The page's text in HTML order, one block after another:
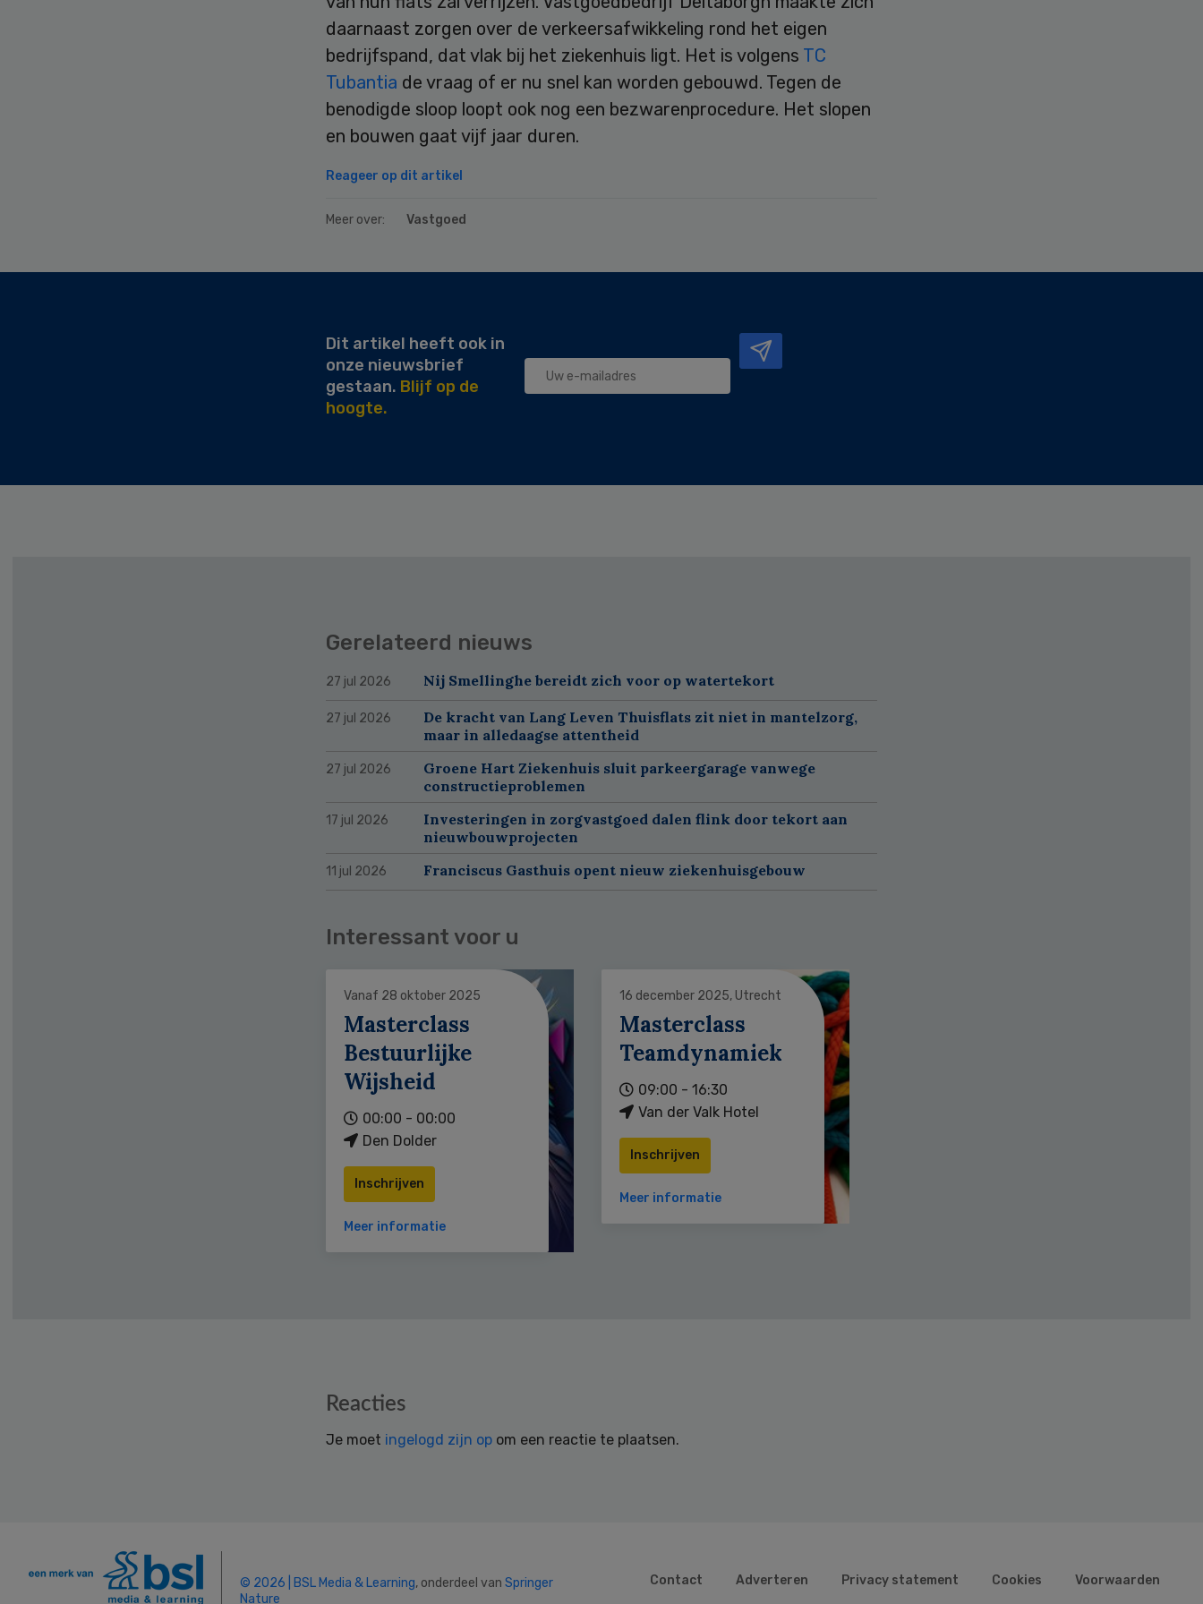
daarnaast zorgen over de verkeersafwikkeling rond het eigen
bedrijfspand, dat vlak bij het ziekenhuis ligt. Het is volgens TC
Tubantia de vraag of er nu snel kan worden gebouwd. Tegen de
benodigde sloop loopt ook nog een bezwarenprocedure. Het slopen
en bouwen gaat vijf jaar duren.
Reageer op dit artikel
Meer over: Vastgoed
Dit artikel heeft ook in
onze nieuwsbrief
gestaan. Blijf op de
hoogte.
Gerelateerd nieuws
27 jul 2026 Nij Smellinghe bereidt zich voor op watertekort
27 jul 2026
De kracht van Lang Leven Thuisflats zit niet in mantelzorg,
maar in alledaagse attentheid
27 jul 2026
Groene Hart Ziekenhuis sluit parkeergarage vanwege
constructieproblemen
17 jul 2026
Investeringen in zorgvastgoed dalen flink door tekort aan
nieuwbouwprojecten
11 jul 2026 Franciscus Gasthuis opent nieuw ziekenhuisgebouw
Interessant voor u
Vanaf 28 oktober 2025
Masterclass
Bestuurlijke
Wijsheid
00:00 - 00:00
Den Dolder
Inschrijven
Meer informatie
16 december 2025, Utrecht
Masterclass
Teamdynamiek
09:00 - 16:30
Van der Valk Hotel
Inschrijven
Meer informatie
Reacties
Je moet ingelogd zijn op om een reactie te plaatsen.
© 2026 | BSL Media & Learning, onderdeel van Springer
Nature
Contact Adverteren Privacy statement Cookies Voorwaarden